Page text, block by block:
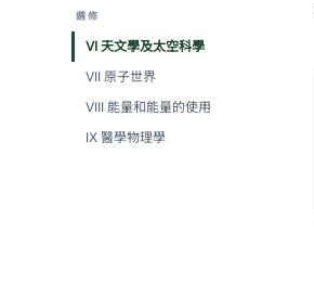
選修
VI 天文學及太空科學
VII 原子世界
VIII 能量和能量的使用
IX 醫學物理學